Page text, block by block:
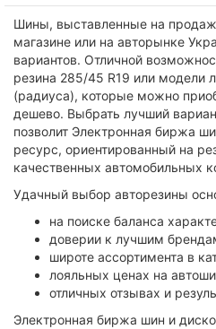
Шины, выставленные на
магазине или на авторынке
вариантов. Отличной
резина 285/45 R19 или модели
(радиуса), которые можно
дешево. Выбрать лучший
позволит Электронная биржа
ресурс, ориентированный на
качественных автомобильных
Удачный выбор авторезины
на поиске баланса
доверии к лучшим
широте ассортимента в
лояльных ценах на
отличных отзывах и
Электронная биржа шин и